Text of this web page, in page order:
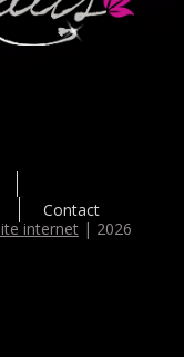
Contact
internet| 2026